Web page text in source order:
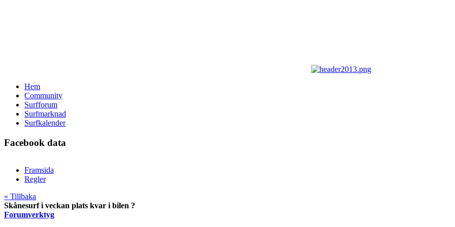
Hem
Community
Surfforum
Surfmarknad
Surfkalender
Facebook data
Framsida
Regler
« Tillbaka
Skånesurf i veckan plats kvar i bilen ?
Forumverktyg